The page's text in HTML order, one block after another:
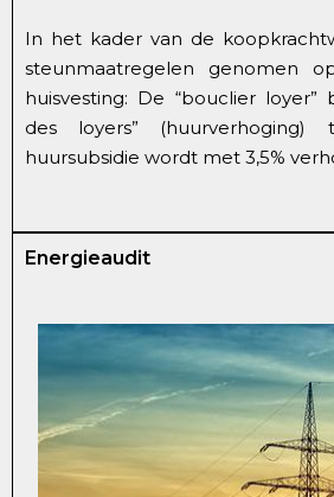
In het kader van de
steunmaatregelen genomen
huisvesting: De “bouclier loyer”
des loyers”
huursubsidie wordt met 3,5%
Energieaudit